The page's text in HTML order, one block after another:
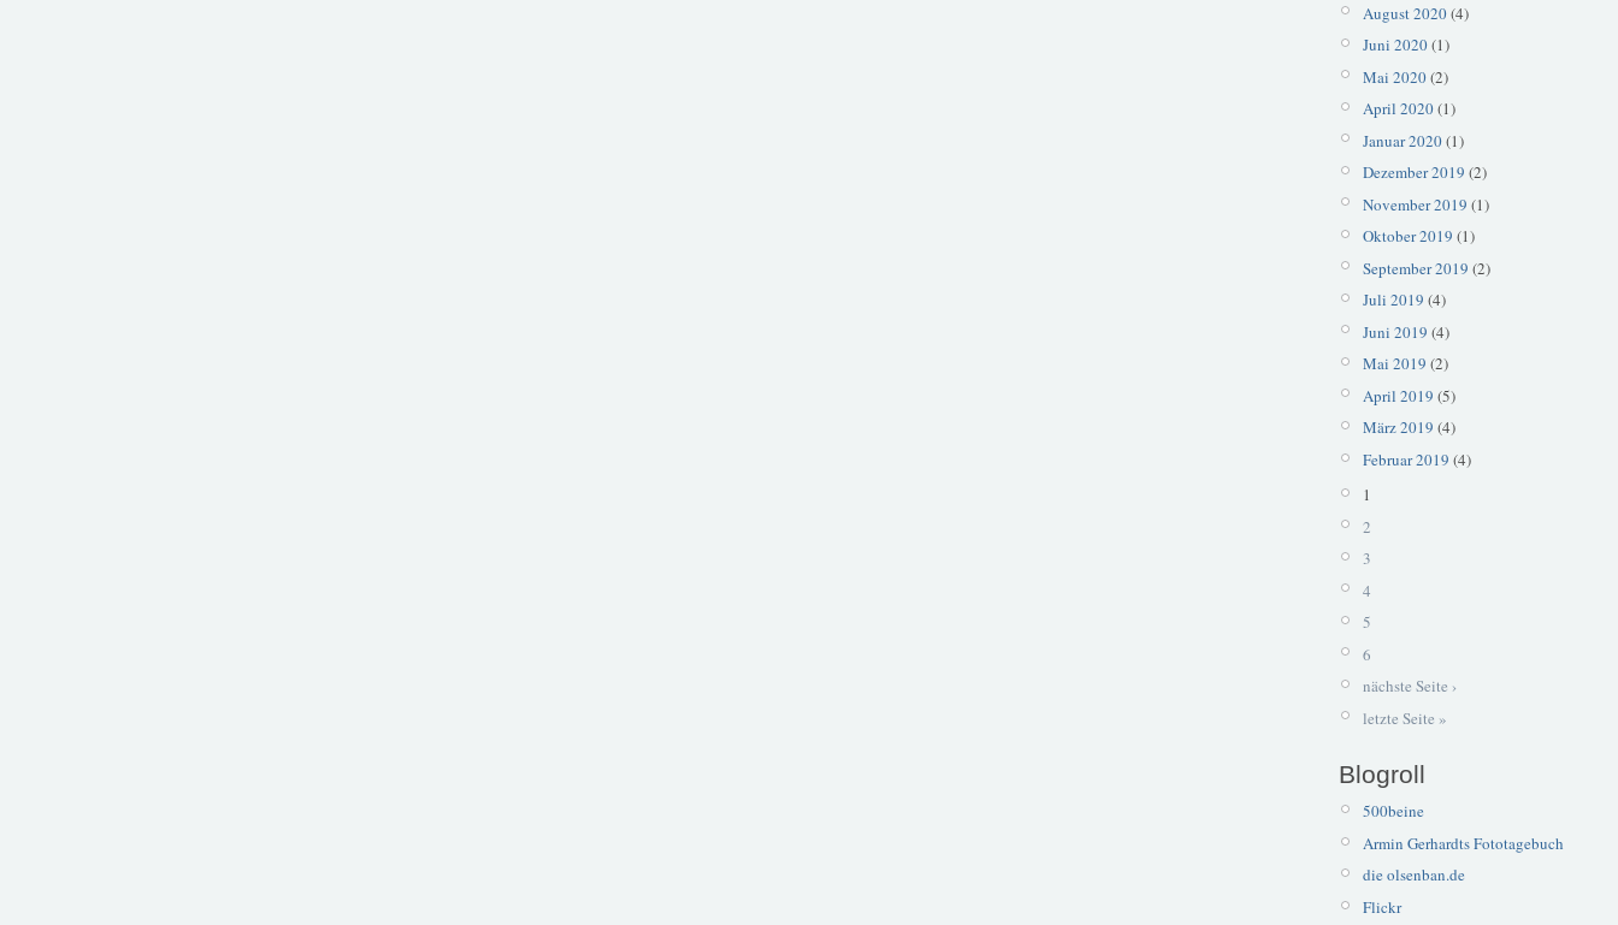
August 2020(4)
Juni 2020(1)
Mai 2020(2)
April 2020(1)
Januar 2020(1)
Dezember 2019 (2)
November 2019 (1)
Oktober 2019 (1)
September 2019 (2)
Juli 2019 (4)
Juni 2019 (4)
Mai 2019 (2)
April 2019 (5)
März 2019 (4)
Februar 2019 (4)
1
2
3
4
5
6
nächste Seite ›
letzte Seite »
Blogroll
500beine
Armin Gerhardts Fototagebuch
die olsenban.de
Flickr